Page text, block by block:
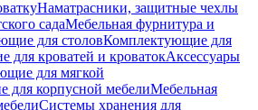
Наматрасники, защитные чехлы
садаМебельная фурнитура и
для столовКомплектующие для
для кроватей и кроватокАксессуары
для мягкой
для корпусной мебелиМебельная
Системы хранения для